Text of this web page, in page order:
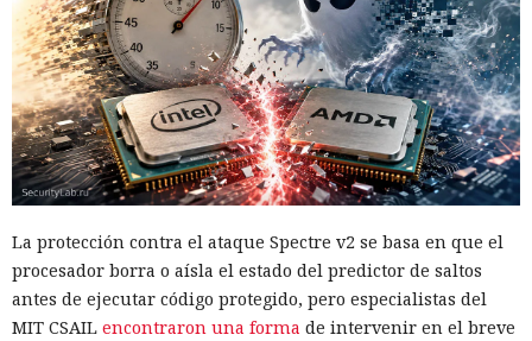
La protección contra el ataque Spectre v2 se basa en que el
procesador borra o aísla el estado del predictor de saltos
antes de ejecutar código protegido, pero especialistas del
MIT CSAIL encontraron una forma de intervenir en el breve